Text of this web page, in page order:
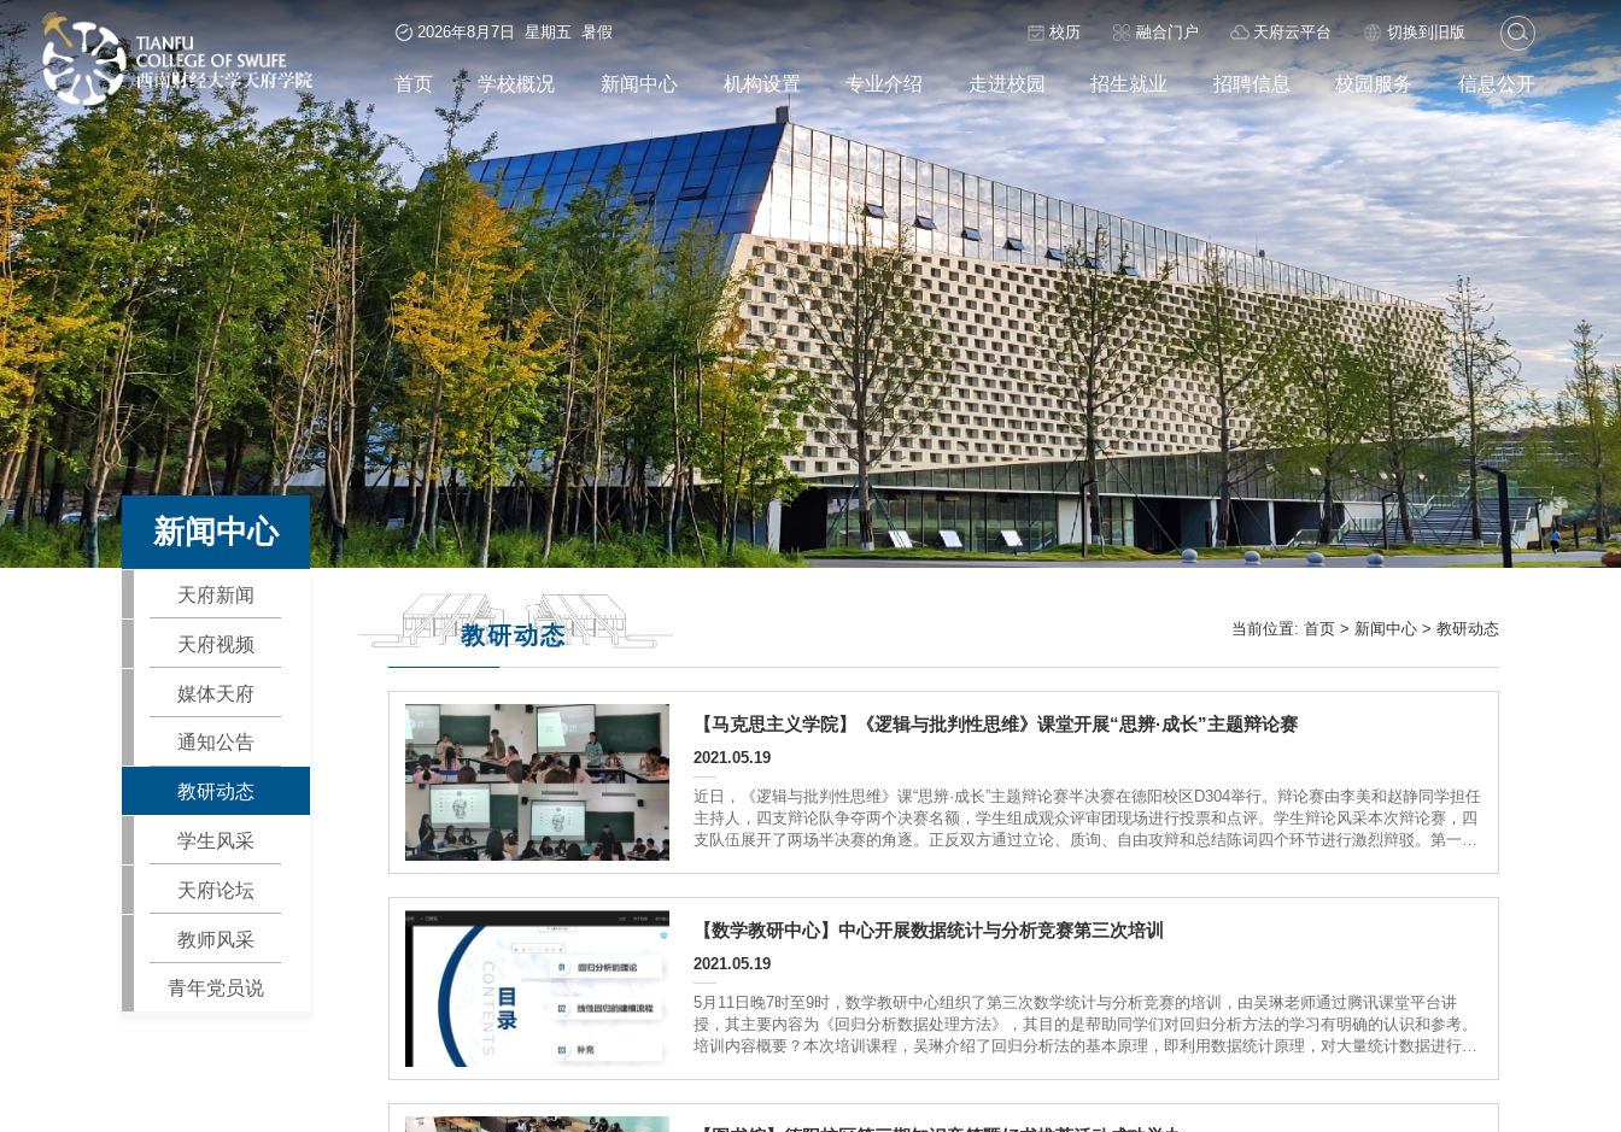
2026年8月7日 星期五 暑假 校历 融合门户 天府云平台 切换到旧版
首页 学校概况 新闻中心 机构设置 专业介绍 走进校园 招生就业 招聘信息 校园服务 信息公开
新闻中心
天府新闻
天府视频
媒体天府
通知公告
教研动态
学生风采
天府论坛
教师风采
青年党员说
教研动态 当前位置:首页 > 新闻中心 >教研动态
【马克思主义学院】《逻辑与批判性思维》课堂开展“思辨·成长”主题辩论赛
2021.05.19
近日，《逻辑与批判性思维》课“思辨·成长”主题辩论赛半决赛在德阳校区D304举行。辩论赛由李美和赵静同学担任
主持人，四支辩论队争夺两个决赛名额，学生组成观众评审团现场进行投票和点评。学生辩论风采本次辩论赛，四
支队伍展开了两场半决赛的角逐。正反双方通过立论、质询、自由攻辩和总结陈词四个环节进行激烈辩驳。第一场
【数学教研中心】中心开展数据统计与分析竞赛第三次培训
2021.05.19
5月11日晚7时至9时，数学教研中心组织了第三次数学统计与分析竞赛的培训，由吴琳老师通过腾讯课堂平台讲
授，其主要内容为《回归分析数据处理方法》，其目的是帮助同学们对回归分析方法的学习有明确的认识和参考。
培训内容概要？本次培训课程，吴琳介绍了回归分析法的基本原理，即利用数据统计原理，对大量统计数据进行数